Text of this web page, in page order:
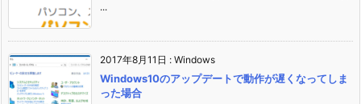
...
2017年8月11日 : Windows
Windows10のアップデートで動作が遅くなってしま
った場合